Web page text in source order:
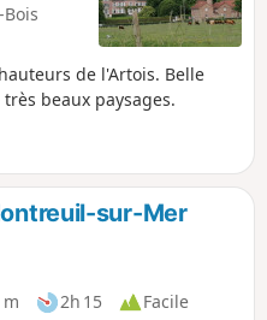
de l'Artois. Belle
beaux paysages.
sur-Mer
2h 15
Facile